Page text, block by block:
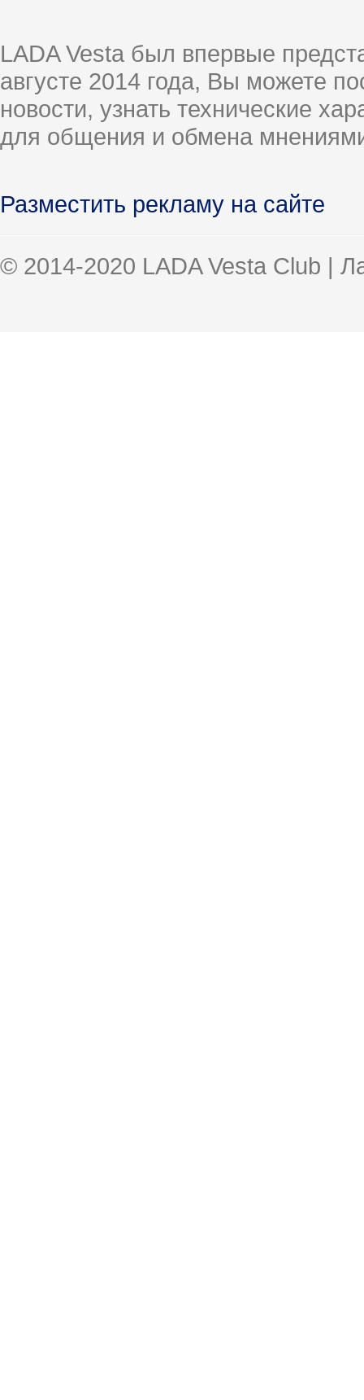
LADA Vesta был впервые
августе 2014 года, Вы можете
новости, узнать технические
для общения и обмена
Разместить рекламу на сайте
© 2014-2020 LADA Vesta Club |